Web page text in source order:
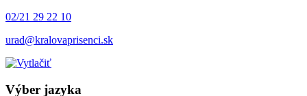
02/21 29 22 10
urad@kralovaprisenci.sk
Výber jazyka